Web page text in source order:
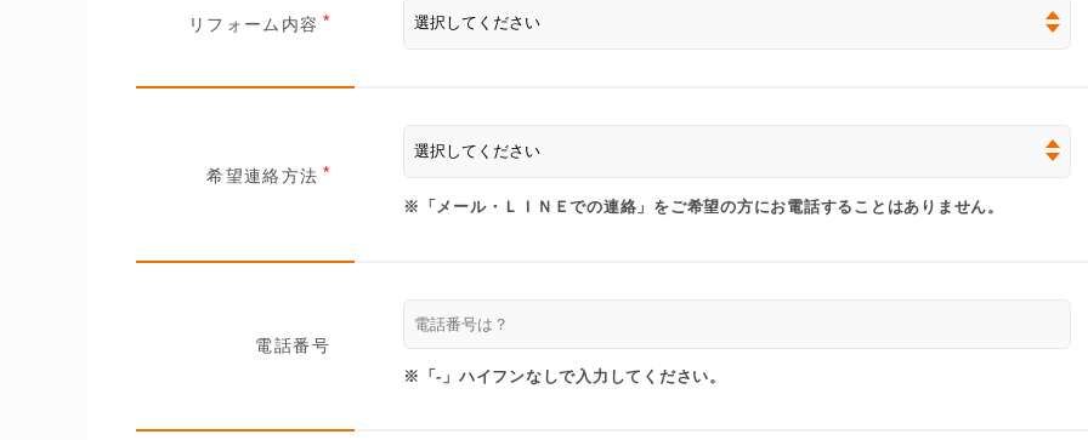
リフォーム内容
希望連絡方法
※「メール・ＬＩＮＥでの連絡」をご希望の方にお電話することはありません。
電話番号
※「-」ハイフンなしで入力してください。